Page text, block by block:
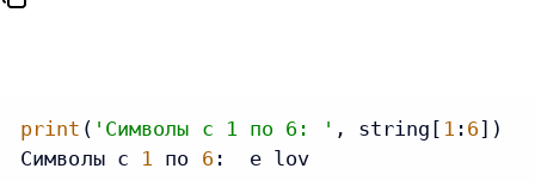
print ( 'Символы с 1 по 6: ' , string[ 1 : 6])
Символы с 1 по 6 :  e lov